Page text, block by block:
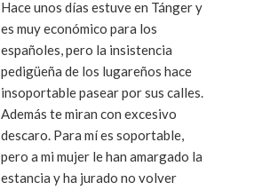
Hace unos días estuve en Tánger y
es muy económico para los
españoles, pero la insistencia
pedigüeña de los lugareños hace
insoportable pasear por sus calles.
Además te miran con excesivo
descaro. Para mí es soportable,
pero a mi mujer le han amargado la
estancia y ha jurado no volver